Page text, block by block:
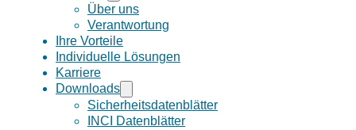
Über uns
Verantwortung
Ihre Vorteile
Individuelle Lösungen
Karriere
Downloads
Sicherheitsdatenblätter
INCI Datenblätter